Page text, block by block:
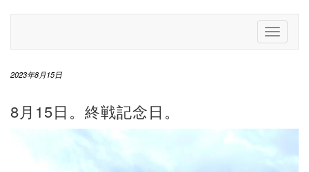
Toggle
2023年8月15日
8月15日。終戦記念日。